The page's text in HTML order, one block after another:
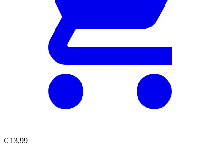
€ 13,99